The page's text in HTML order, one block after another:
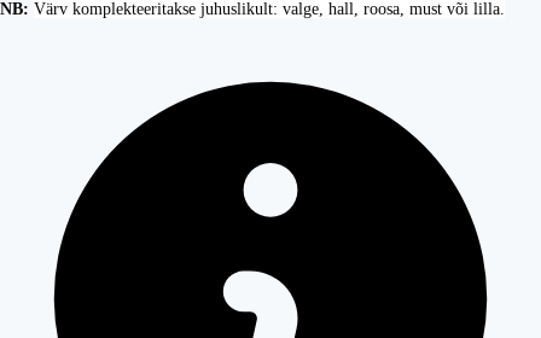
NB: Värv komplekteeritakse juhuslikult: valge, hall, roosa, must või lilla.